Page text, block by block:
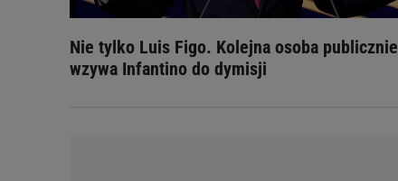
Nie tylko Luis Figo. Kolejna osoba publicznie
wzywa Infantino do dymisji